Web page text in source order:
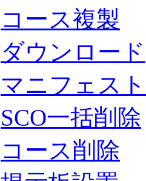
コース複製
ダウンロード
マニフェス
SCO一括削除
コース削除